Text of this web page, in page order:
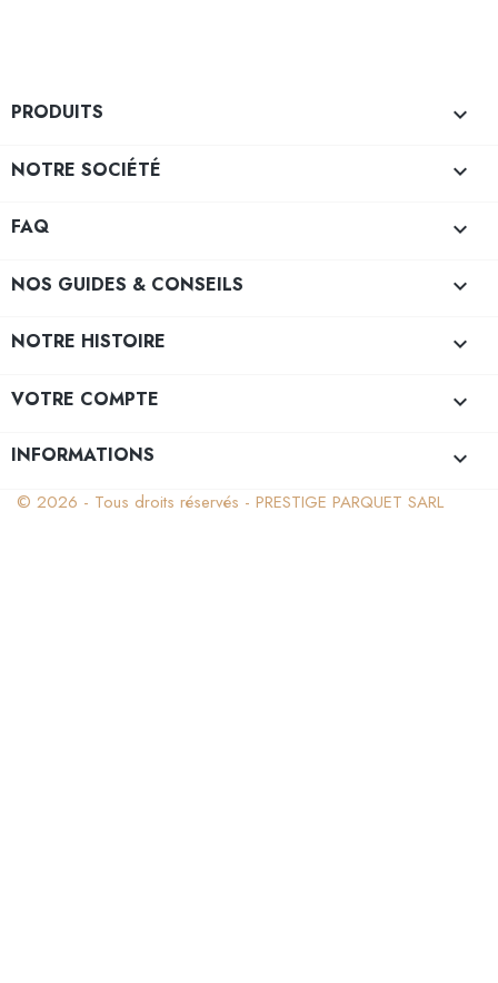
PRODUITS 
NOTRE SOCIÉTÉ 
FAQ 
NOS GUIDES & CONSEILS 
NOTRE HISTOIRE 
VOTRE COMPTE 
INFORMATIONS keyboard_arrow_down
© 2026 - Tous droits réservés - PRESTIGE PARQUET SARL